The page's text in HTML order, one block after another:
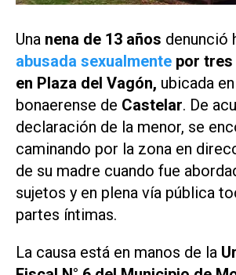
Una nena de 13 años denunció
abusada sexualmente por tres
en Plaza del Vagón, ubicada
bonaerense de Castelar. De
declaración de la menor, se
caminando por la zona en
de su madre cuando fue
sujetos y en plena vía pública
partes íntimas.
La causa está en manos de la